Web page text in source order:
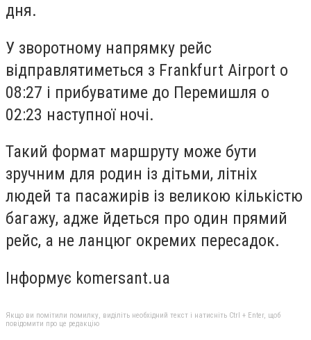
дня.
У зворотному напрямку рейс
відправлятиметься з Frankfurt Airport о
08:27 і прибуватиме до Перемишля о
02:23 наступної ночі.
Такий формат маршруту може бути
зручним для родин із дітьми, літніх
людей та пасажирів із великою кількістю
багажу, адже йдеться про один прямий
рейс, а не ланцюг окремих пересадок.
Інформує komersant.ua
Якщо ви помітили помилку, виділіть необхідний текст і натисніть Ctrl + Enter, щоб
повідомити про це редакцію